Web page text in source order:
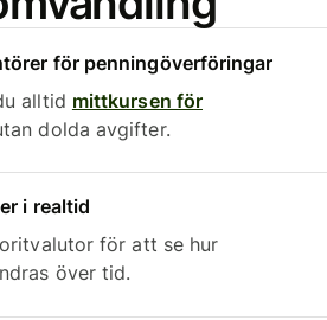
för penningöverföringar
alltid mittkursen för
dolda avgifter.
i realtid
för att se hur
över tid.